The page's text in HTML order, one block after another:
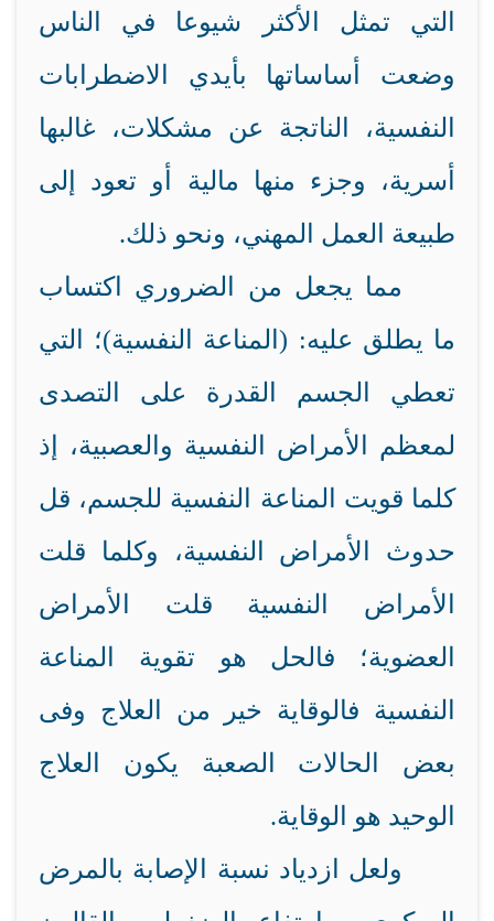
التي تمثل الأكثر شيوعا في الناس
وضعت أساساتها بأيدي الاضطرابات
النفسية، الناتجة عن مشكلات، غالبها
أسرية، وجزء منها مالية أو تعود إلى
طبيعة العمل المهني، ونحو ذلك.
مما يجعل من الضروري اكتساب
ما يطلق عليه: (المناعة النفسية)؛ التي
تعطي الجسم القدرة على التصدى
لمعظم الأمراض النفسية والعصبية، إذ
كلما قويت المناعة النفسية للجسم، قل
حدوث الأمراض النفسية، وكلما قلت
الأمراض النفسية قلت الأمراض
العضوية؛ فالحل هو تقوية المناعة
النفسية فالوقاية خير من العلاج وفى
بعض الحالات الصعبة يكون العلاج
الوحيد هو الوقاية.
ولعل ازدياد نسبة الإصابة بالمرض